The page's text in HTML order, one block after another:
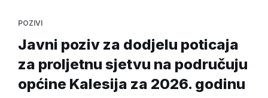
POZIVI
Javni poziv za dodjelu poticaja
za proljetnu sjetvu na područuju
općine Kalesija za 2026. godinu